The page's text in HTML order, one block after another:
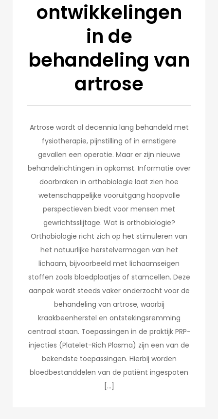
ontwikkelingen
in de
behandeling van
artrose
Artrose wordt al decennia lang behandeld met
fysiotherapie, pijnstilling of in ernstigere
gevallen een operatie. Maar er zijn nieuwe
behandelrichtingen in opkomst. Informatie over
doorbraken in orthobiologie laat zien hoe
wetenschappelijke vooruitgang hoopvolle
perspectieven biedt voor mensen met
gewrichtsslijtage. Wat is orthobiologie?
Orthobiologie richt zich op het stimuleren van
het natuurlijke herstelvermogen van het
lichaam, bijvoorbeeld met lichaamseigen
stoffen zoals bloedplaatjes of stamcellen. Deze
aanpak wordt steeds vaker onderzocht voor de
behandeling van artrose, waarbij
kraakbeenherstel en ontstekingsremming
centraal staan. Toepassingen in de praktijk PRP-
injecties (Platelet-Rich Plasma) zijn een van de
bekendste toepassingen. Hierbij worden
bloedbestanddelen van de patiënt ingespoten
[…]